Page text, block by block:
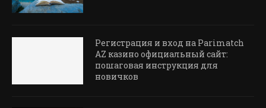
Регистрация и вход на Parimatch
AZ казино официальный сайт:
пошаговая инструкция для
новичков